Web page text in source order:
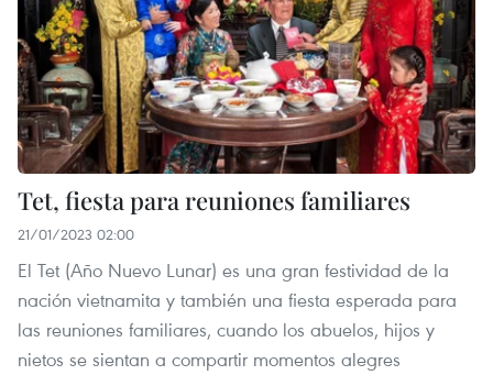
Tet, fiesta para reuniones familiares
21/01/2023 02:00
El Tet (Año Nuevo Lunar) es una gran festividad de la
nación vietnamita y también una fiesta esperada para
las reuniones familiares, cuando los abuelos, hijos y
nietos se sientan a compartir momentos alegres